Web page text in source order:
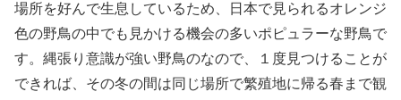
場所を好んで生息しているため、日本で見られるオレンジ
色の野鳥の中でも見かける機会の多いポピュラーな野鳥で
す。縄張り意識が強い野鳥のなので、１度見つけることが
できれば、その冬の間は同じ場所で繁殖地に帰る春まで観